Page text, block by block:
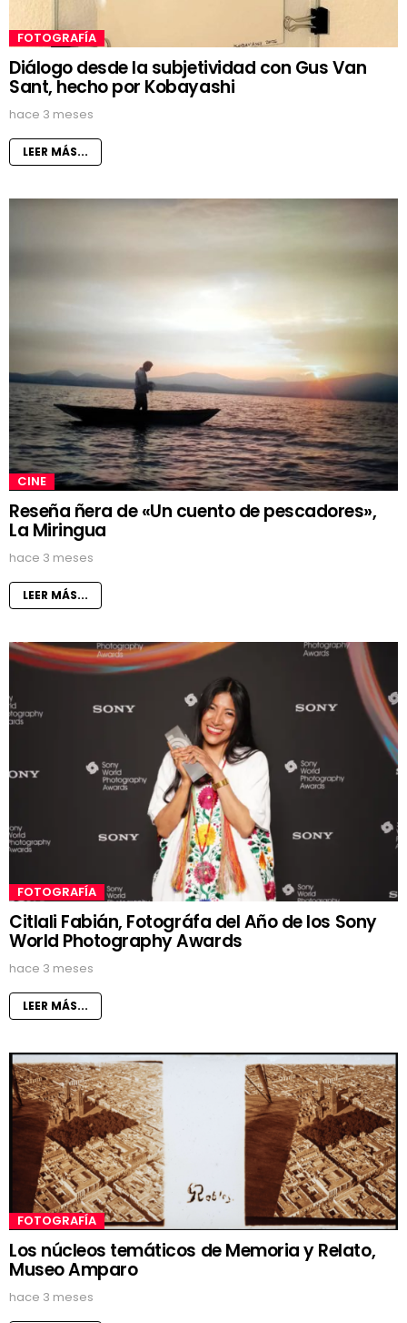
FOTOGRAFÍA
Diálogo desde la subjetividad con Gus Van
Sant, hecho por Kobayashi
hace 3 meses
LEER MÁS...
CINE
Reseña ñera de «Un cuento de pescadores»,
La Miringua
hace 3 meses
LEER MÁS...
FOTOGRAFÍA
Citlali Fabián, Fotográfa del Año de los Sony
World Photography Awards
hace 3 meses
LEER MÁS...
FOTOGRAFÍA
Los núcleos temáticos de Memoria y Relato,
Museo Amparo
hace 3 meses